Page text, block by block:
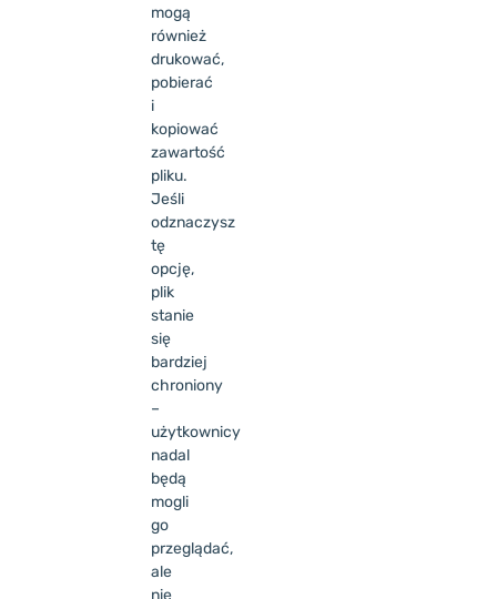
mogą
również
drukować,
pobierać
i
kopiować
zawartość
pliku.
Jeśli
odznaczysz
tę
opcję,
plik
stanie
się
bardziej
chroniony
–
użytkownicy
nadal
będą
mogli
go
przeglądać,
ale
nie